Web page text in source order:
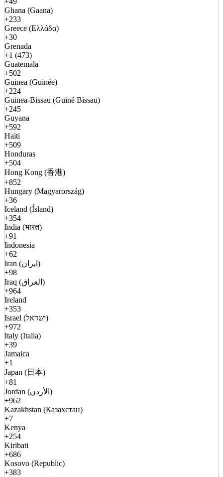
Ghana (Gaana)
+233
Greece (Ελλάδα)
+30
Grenada
+1 (473)
Guatemala
+502
Guinea (Guinée)
+224
Guinea-Bissau (Guiné Bissau)
+245
Guyana
+592
Haiti
+509
Honduras
+504
Hong Kong (香港)
+852
Hungary (Magyarország)
+36
Iceland (Ísland)
+354
India (भारत)
+91
Indonesia
+62
Iran (ایران)
+98
Iraq (العراق)
+964
Ireland
+353
Israel (ישראל)
+972
Italy (Italia)
+39
Jamaica
+1
Japan (日本)
+81
Jordan (الأردن)
+962
Kazakhstan (Казахстан)
+7
Kenya
+254
Kiribati
+686
Kosovo (Republic)
+383